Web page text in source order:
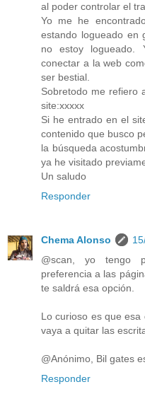
al poder controlar el
Yo me he
estando logueado en
no estoy
conectar a la web
ser bestial.
Sobretodo me refiero
site:xxxxx
Si he entrado en el
contenido que busco
la búsqueda
ya he visitado
Un saludo
Responder
Chema Alonso
@scan, yo tengo
preferencia a las
te saldrá esa opción.
Lo curioso es que
vaya a quitar las
@Anónimo, Bil gates
Responder